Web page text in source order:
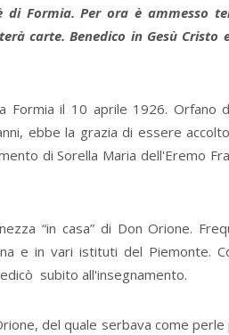
Formia. Per ora è ammesso
carte. Benedico in Gesù
Formia il 10 aprile 1926.
ebbe la grazia di essere
di Sorella Maria dell'Eremo
“in casa” di Don Orione.
e in vari istituti del Piemonte.
subito all'insegnamento.
del quale serbava come